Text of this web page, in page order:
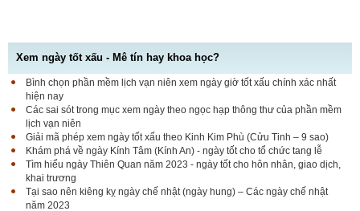
Xem ngày tốt xấu - Mê tín hay khoa học?
Bình chọn phần mềm lịch vạn niên xem ngày giờ tốt xấu chính xác nhất
hiện nay
Các sai sót trong mục xem ngày theo ngọc hạp thông thư của phần mềm
lịch vạn niên
Giải mã phép xem ngày tốt xấu theo Kinh Kim Phù (Cửu Tinh – 9 sao)
Khám phá về ngày Kính Tâm (Kính An) - ngày tốt cho tổ chức tang lễ
Tìm hiểu ngày Thiên Quan năm 2023 - ngày tốt cho hôn nhân, giao dịch,
khai trương
Tại sao nên kiêng kỵ ngày chế nhật (ngày hung) – Các ngày chế nhật
năm 2023